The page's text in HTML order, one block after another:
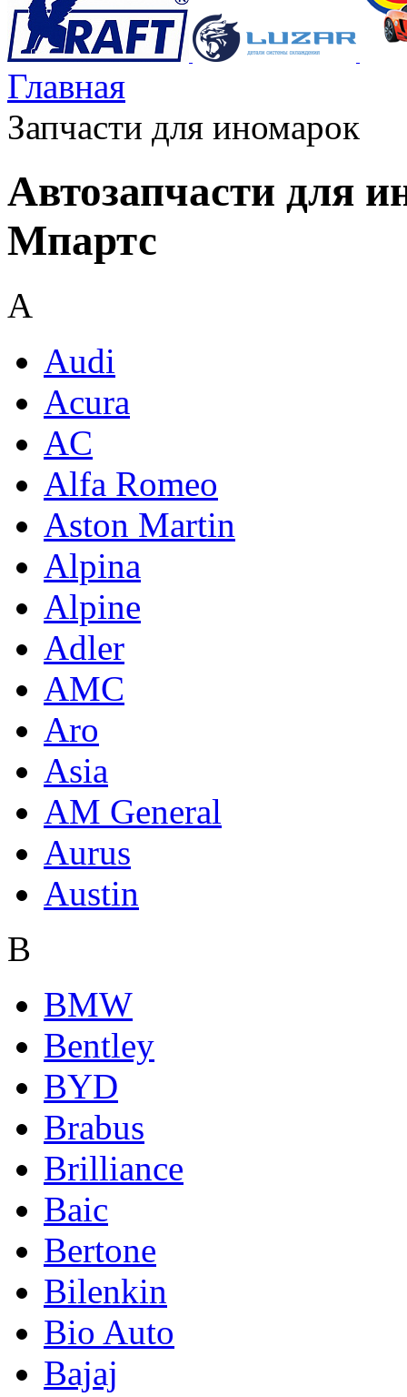
Главная
Запчасти для иномарок
Автозапчасти для
Мпартс
A
Audi
Acura
AC
Alfa Romeo
Aston Martin
Alpina
Alpine
Adler
AMC
Aro
Asia
AM General
Aurus
Austin
B
BMW
Bentley
BYD
Brabus
Brilliance
Baic
Bertone
Bilenkin
Bio Auto
Bajaj